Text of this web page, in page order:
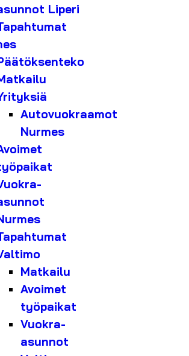
Liperi
Autovuokraamot
Nurmes
Matkailu
Avoimet
työpaikat
Vuokra-
asunnot